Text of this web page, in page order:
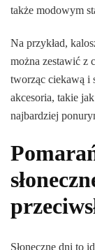
także modowym
Na przykład,
można zestawić z
tworząc ciekawą i
akcesoria, takie
najbardziej
Słoneczne dni to